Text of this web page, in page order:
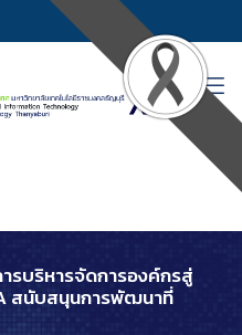
รบริหารจัดการองค์กรสู่
สนับสนุนการพัฒนาที่